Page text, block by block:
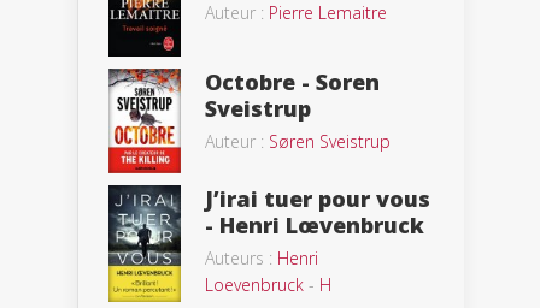
Auteur : Pierre Lemaitre
Octobre - Soren
Sveistrup
Auteur : Søren Sveistrup
J’irai tuer pour vous
- Henri Lœvenbruck
Auteurs : Henri
Loevenbruck - H